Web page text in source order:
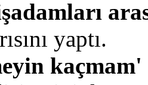
yaptı.
kaçmam'